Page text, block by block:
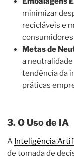
minimizar
recicláveis e
Metas de
a
tendência da
práticas
3. O Uso de IA
A Inteligência
de tomada de